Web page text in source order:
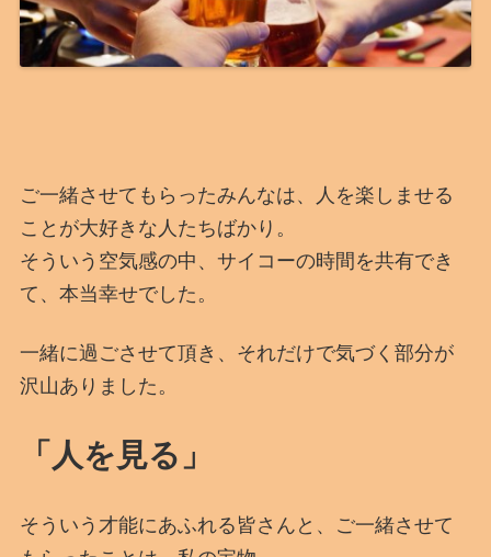
ご一緒させてもらったみんなは、人を楽しませる
ことが大好きな人たちばかり。
そういう空気感の中、サイコーの時間を共有でき
て、本当幸せでした。
一緒に過ごさせて頂き、それだけで気づく部分が
沢山ありました。
「人を見る」
そういう才能にあふれる皆さんと、ご一緒させて